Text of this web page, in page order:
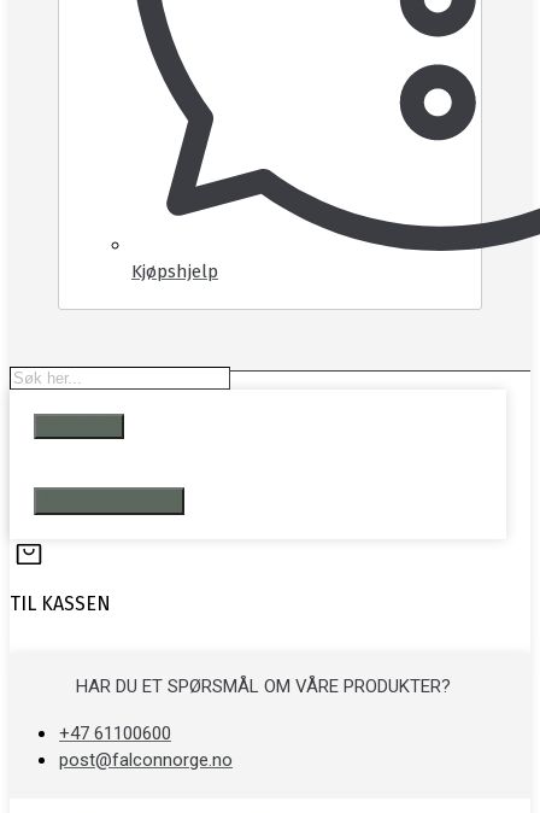
Kjøpshjelp
Search
TIL KASSEN
HAR DU ET SPØRSMÅL OM VÅRE PRODUKTER?
+47 61100600
post@falconnorge.no